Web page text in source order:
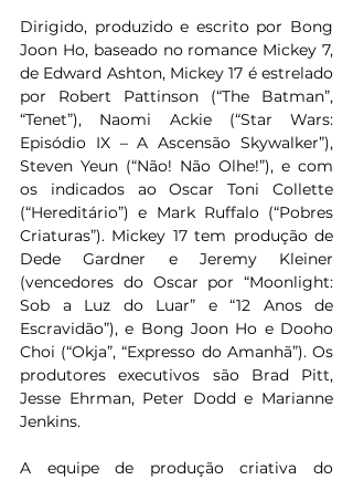
Dirigido, produzido e escrito por Bong
Joon Ho, baseado no romance Mickey 7,
de Edward Ashton, Mickey 17 é estrelado
por Robert Pattinson (“The Batman”,
“Tenet”), Naomi Ackie (“Star Wars:
Episódio IX – A Ascensão Skywalker”),
Steven Yeun (“Não! Não Olhe!”), e com
os indicados ao Oscar Toni Collette
(“Hereditário”) e Mark Ruffalo (“Pobres
Criaturas”). Mickey 17 tem produção de
Dede Gardner e Jeremy Kleiner
(vencedores do Oscar por “Moonlight:
Sob a Luz do Luar” e “12 Anos de
Escravidão”), e Bong Joon Ho e Dooho
Choi (“Okja”, “Expresso do Amanhã”). Os
produtores executivos são Brad Pitt,
Jesse Ehrman, Peter Dodd e Marianne
Jenkins.
A equipe de produção criativa do